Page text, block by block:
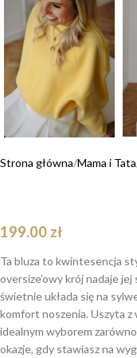
Strona główna Mama i Tata
199.00 zł
Ta bluza to kwintesencja
oversize’owy krój nadaje
świetnie układa się na
komfort noszenia. Uszyta z
idealnym wyborem
okazje, gdy stawiasz na